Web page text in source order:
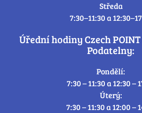
Středa
7:30–11:30 a
Úřední hodiny Czech
Podatelny:
Pondělí:
7:30 – 11:30 a 12:30 –
Úterý:
7:30 – 11:30 a 12:00 –